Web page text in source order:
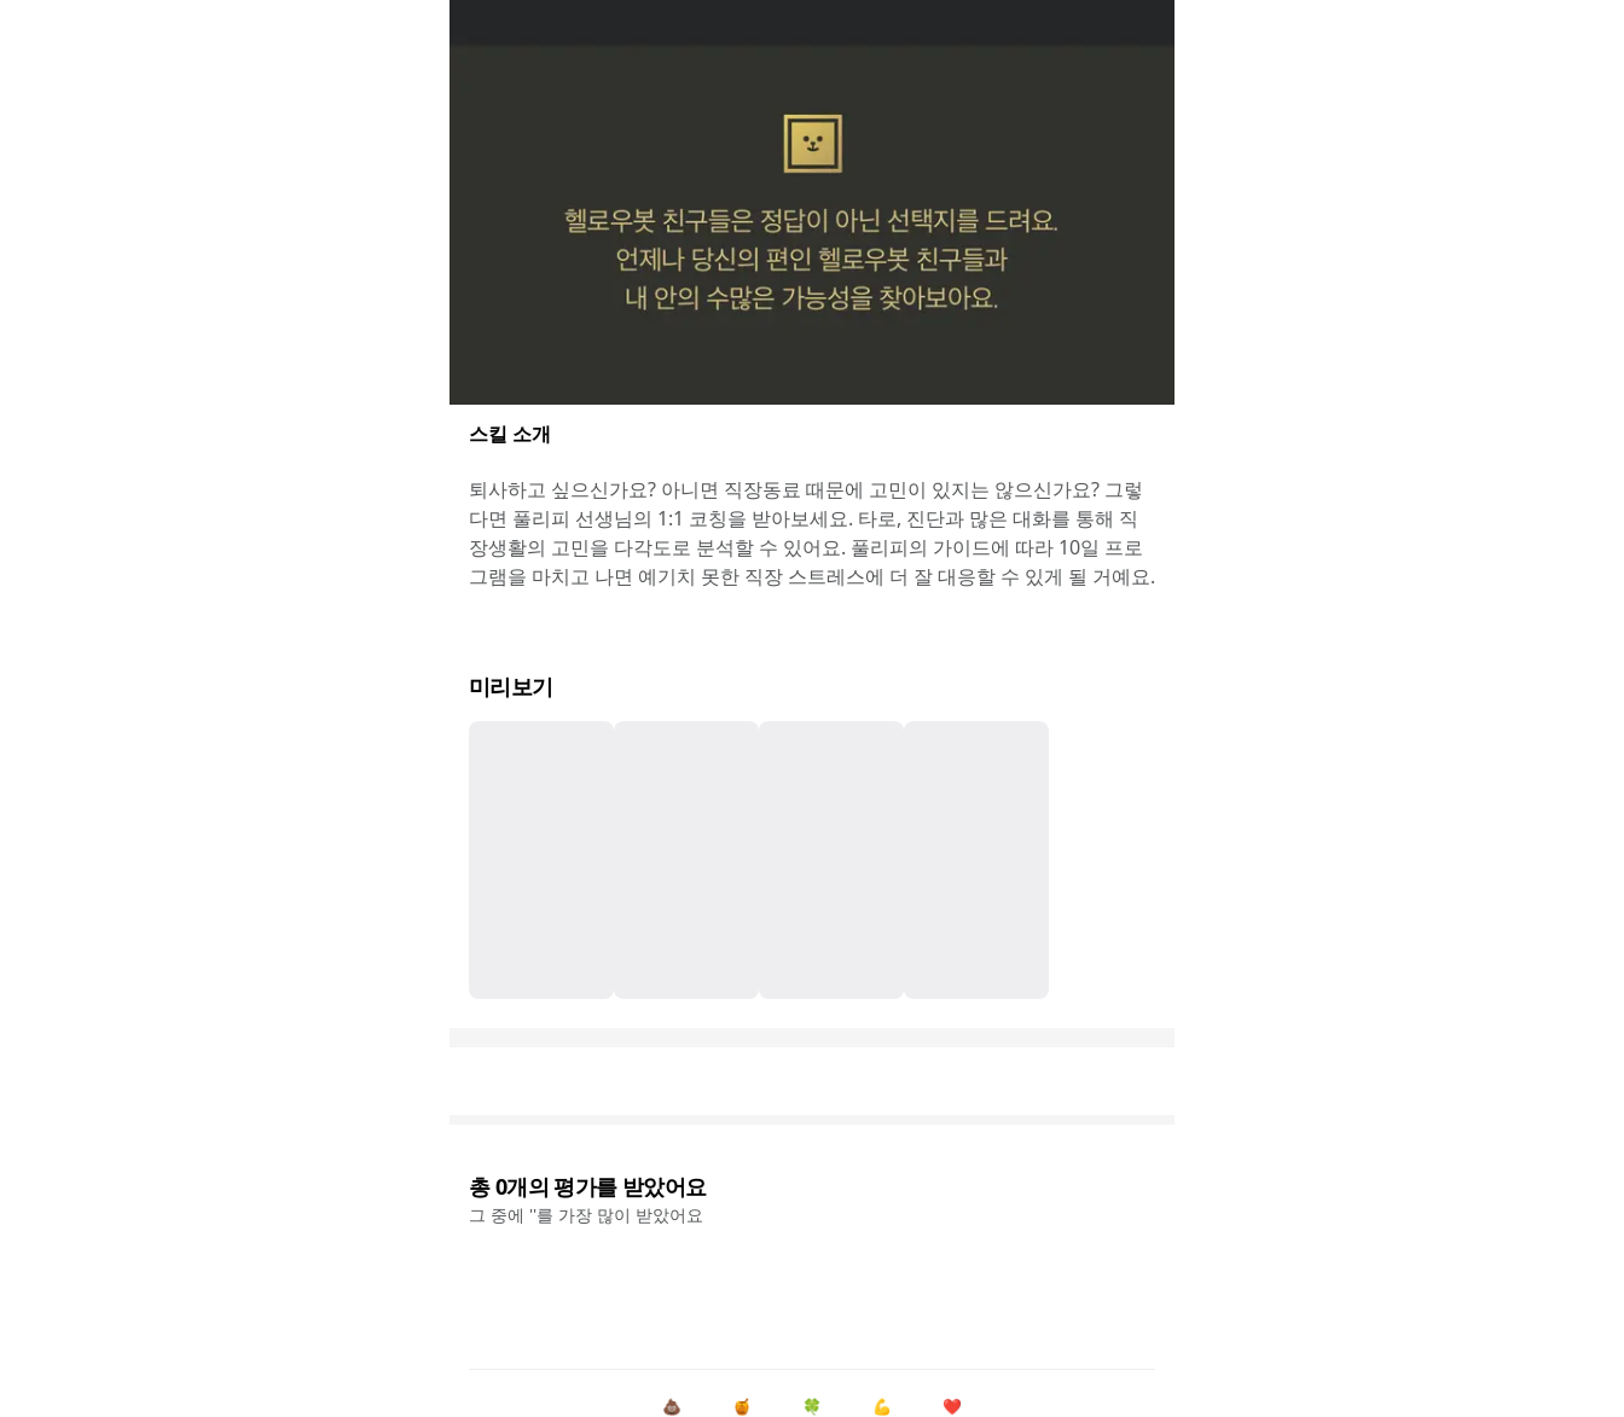
스킬 소개
퇴사하고 싶으신가요? 아니면 직장동료 때문에 고민이 있지는 않으신가요? 그렇
다면 풀리피 선생님의 1:1 코칭을 받아보세요. 타로, 진단과 많은 대화를 통해 직
장생활의 고민을 다각도로 분석할 수 있어요. 풀리피의 가이드에 따라 10일 프로
그램을 마치고 나면 예기치 못한 직장 스트레스에 더 잘 대응할 수 있게 될 거예요.
미리보기
총0개의 평가를 받았어요
그 중에 ''를 가장 많이 받았어요
💩 🍯 🍀 💪 ❤️